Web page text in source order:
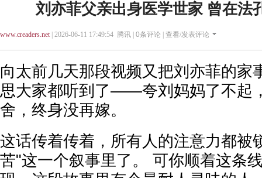
刘亦菲父亲出身医学世家 曾在法
www.creaders.net| 2026-06-11 17:49:54 腾讯 | 0条评论 | 查看/发表评论
向太前几天那段视频又把刘亦菲的家
思大家都听到了——夸刘妈妈了不起
舍，终身没再嫁。
这话传着传着，所有人的注意力都被
苦"这一个叙事里了。 可你顺着这条